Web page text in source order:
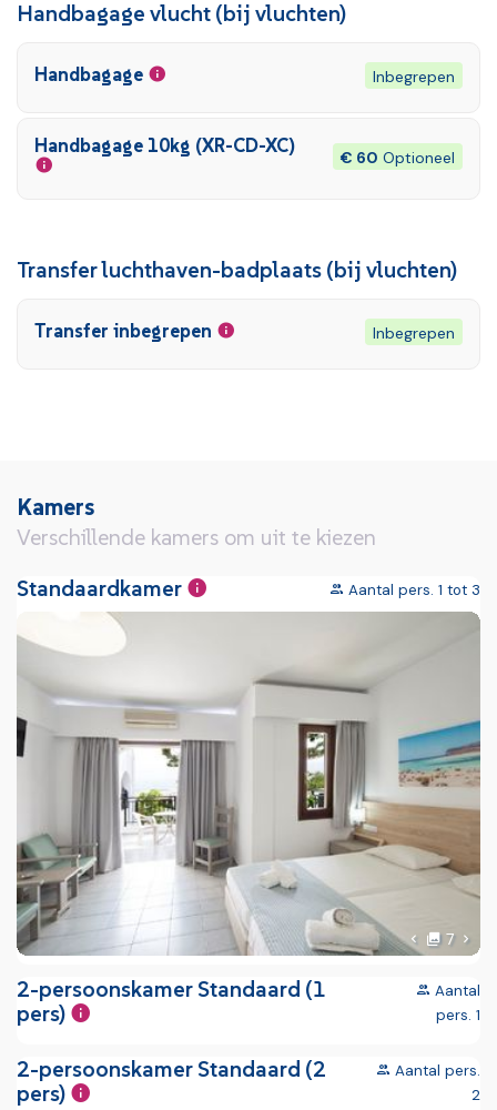
Handbagage vlucht (bij vluchten)
Handbagage Inbegrepen
Handbagage 10kg (XR-CD-XC) € 60 Optioneel
Transfer luchthaven-badplaats (bij vluchten)
Transfer inbegrepen Inbegrepen
Kamers
Verschillende kamers om uit te kiezen
Standaardkamer
Aantal pers. 1 tot 3
Vorige foto
7
2-persoonskamer Standaard (1
pers)
Aantal
pers. 1
0
2-persoonskamer Standaard (2
pers)
Aantal pers.
2